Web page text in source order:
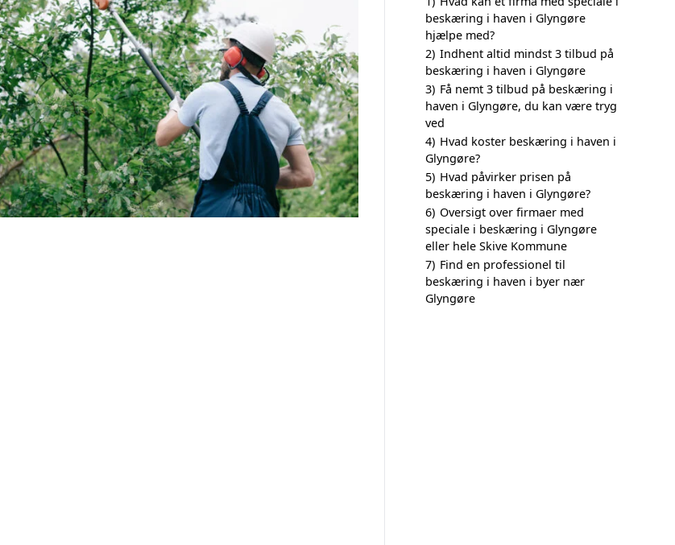
beskæring i haven i Glyngøre
hjælpe med?
2) Indhent altid mindst 3 tilbud på
beskæring i haven i Glyngøre
3) Få nemt 3 tilbud på beskæring i
haven i Glyngøre, du kan være tryg
ved
4) Hvad koster beskæring i haven i
Glyngøre?
5) Hvad påvirker prisen på
beskæring i haven i Glyngøre?
6) Oversigt over firmaer med
speciale i beskæring i Glyngøre
eller hele Skive Kommune
7) Find en professionel til
beskæring i haven i byer nær
Glyngøre